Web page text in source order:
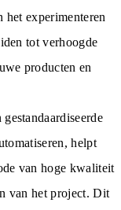
het experimenteren
tot verhoogde
producten en
helpt
van hoge kwaliteit
van het project. Dit